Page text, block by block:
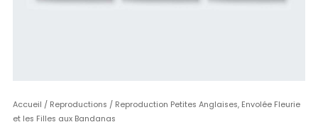
Accueil / Reproductions / Reproduction Petites Anglaises, Envolée Fleurie
et les Filles aux Bandanas
Plage
quantité
de